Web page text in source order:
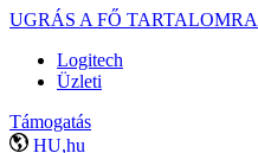
UGRÁS A FŐ TARTALOMRA
Logitech
Üzleti
Támogatás
HU,hu